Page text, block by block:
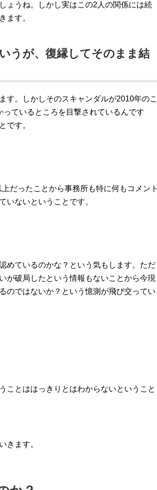
ょうね。しかし実はこの2人の関係には続
ます。
うが、復縁してそのまま結
す。しかしそのスキャンダルが2010年のこ
ているところを目撃されているんです
です。
だったことから事務所も特に何もコメント
いないということです。
めているのかな？という気もします。ただ
が破局したという情報もないことから今現
のではないか？という憶測が飛び交ってい
ことははっきりとはわからないということ
きます。